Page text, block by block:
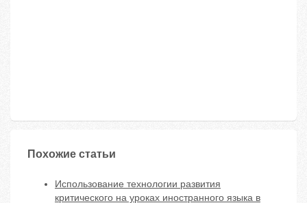
Похожие статьи
Использование технологии развития
критического на уроках иностранного языка в